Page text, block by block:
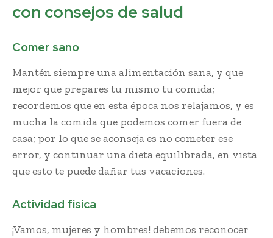
con consejos de salud
Comer sano
Mantén siempre una alimentación sana, y que
mejor que prepares tu mismo tu comida;
recordemos que en esta época nos relajamos, y es
mucha la comida que podemos comer fuera de
casa; por lo que se aconseja es no cometer ese
error, y continuar una dieta equilibrada, en vista
que esto te puede dañar tus vacaciones.
Actividad física
¡Vamos, mujeres y hombres! debemos reconocer